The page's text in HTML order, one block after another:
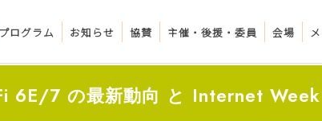
プログラム お知らせ 協賛 主催・後援・委員 会場
6E/7 の最新動向 と Internet Week